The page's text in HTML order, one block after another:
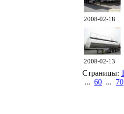
2008-02-18
2008-02-13
Страницы: 1
... 60 ... 70